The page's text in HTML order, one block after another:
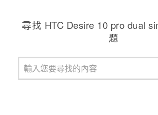
尋找 HTC Desire 10 pro dual
題